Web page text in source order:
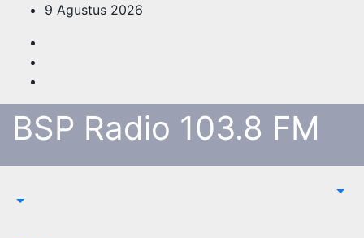
content
9 Agustus 2026
BSP Radio 103.8 FM